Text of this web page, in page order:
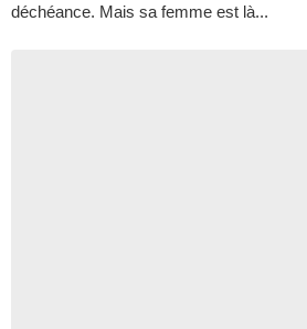
déchéance. Mais sa femme est là...